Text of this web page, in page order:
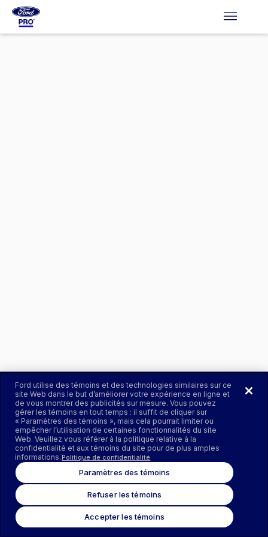
Ford utilise des témoins et des technologies similaires sur ce
site Web dans le but d’améliorer votre expérience en ligne et
de vous montrer des publicités sur mesure. Vous pouvez
gérer les témoins en tout temps : il suffit de cliquer sur
« Paramètres des témoins », mais cela pourrait limiter ou
empêcher l’utilisation de certaines fonctionnalités du site
Web. Veuillez vous référer à la politique relative à la
confidentialité et aux témoins du site pour de plus amples
informations.Politique de confidentialité
Paramètres des témoins
Refuser les témoins
Accepter les témoins